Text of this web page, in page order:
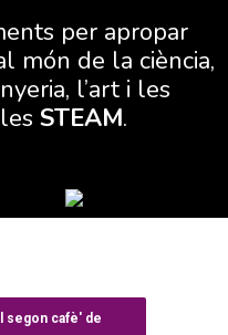
per apropar
món de la ciència,
l’art i les
STEAM.
segon cafè' de